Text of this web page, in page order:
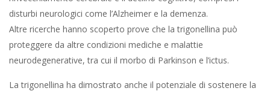
disturbi neurologici come l’Alzheimer e la demenza.
Altre ricerche hanno scoperto prove che la trigonellina può
proteggere da altre condizioni mediche e malattie
neurodegenerative, tra cui il morbo di Parkinson e l’ictus.
La trigonellina ha dimostrato anche il potenziale di sostenere la